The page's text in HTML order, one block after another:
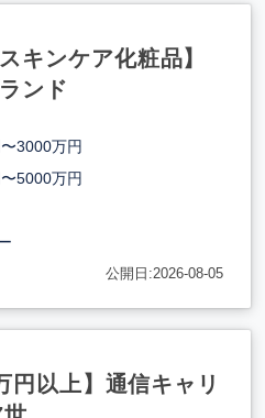
キンケア化粧品】
ンド
3000万円
5000万円
公開日:2026-08-05
円以上】通信キャリ